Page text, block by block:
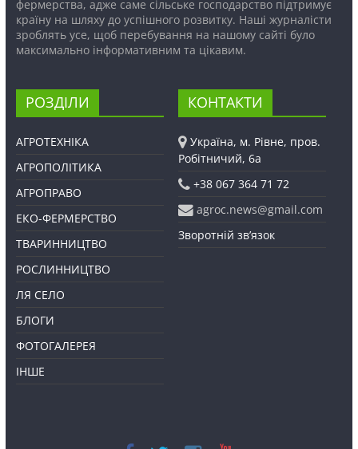
фермерства, адже саме сільське господарство підтримує
країну на шляху до успішного розвитку. Наші журналісти
зроблять усе, щоб перебування на нашому сайті було
максимально інформативним та цікавим.
РОЗДІЛИ
АГРОТЕХНІКА
АГРОПОЛІТИКА
АГРОПРАВО
ЕКО-ФЕРМЕРСТВО
ТВАРИННИЦТВО
РОСЛИННИЦТВО
ЛЯ СЕЛО
БЛОГИ
ФОТОГАЛЕРЕЯ
ІНШЕ
КОНТАКТИ
Україна, м. Рівне, пров.
Робітничий, 6а
+38 067 364 71 72
agroc.news@gmail.com
Зворотній зв’язок